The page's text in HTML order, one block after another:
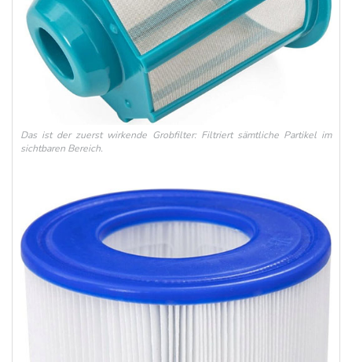
Das ist der zuerst wirkende Grobfilter: Filtriert sämtliche Partikel im
sichtbaren Bereich.